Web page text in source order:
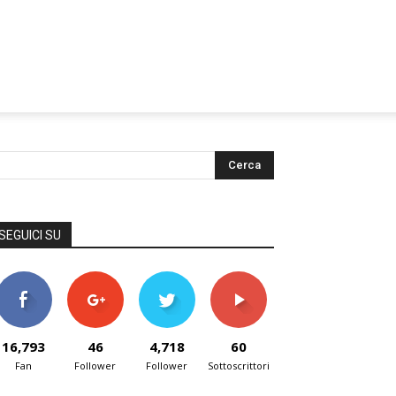
SU
16,793
Fan
46
Follower
4,718
Follower
60
Sottoscrittori